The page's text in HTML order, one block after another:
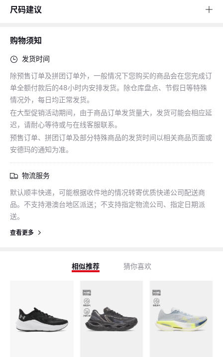
尺码建议
购物须知
发货时间
除预售订单及拼团订单外，一般情况下您购买的商品会在您完成订
单全额付款后的48小时内安排发货。除仓库盘点、节假日等特殊
情况外，每日均正常发货。
在大型促销活动期间，由于商品订单发货量大，发货可能会相应延
迟，请耐心等待或与在线客服联系。
预售订单、拼团订单及部分特殊商品的发货时间以相关商品页面或
安德玛的通知为准。
物流服务
默认顺丰快递，可能根据收件地的情况转寄优质快递公司配送商
品。不支持港澳台地区派送；不支持指定物流公司、指定日期派
送。
查看更多
相似推荐 猜你喜欢